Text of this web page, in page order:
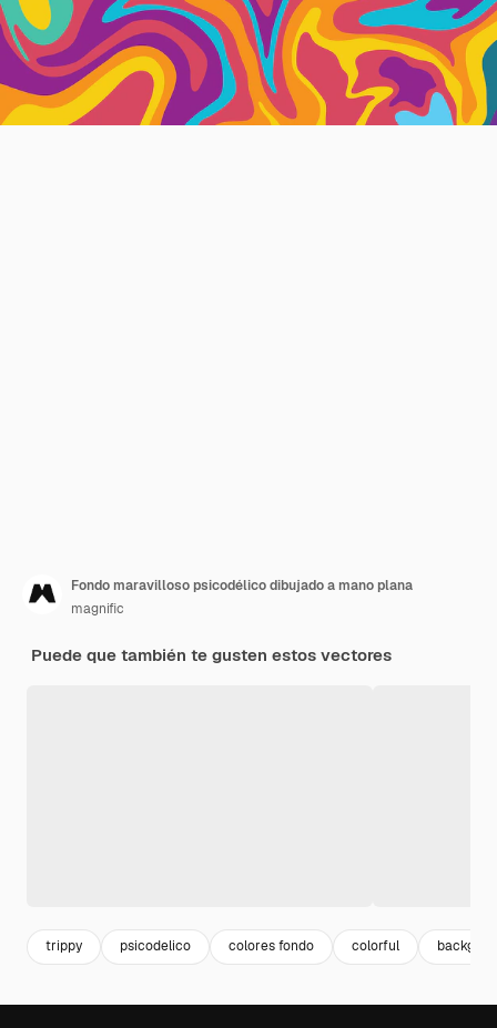
Fondo maravilloso psicodélico dibujado a mano plana
magnific
Puede que también te gusten estos vectores
trippy psicodelico colores fondo colorful